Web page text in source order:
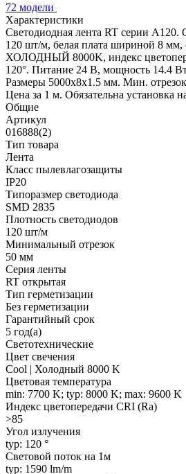
72 модели
Характеристики
Светодиодная лента RT серии A120.
120 шт/м, белая плата шириной 8 мм,
ХОЛОДНЫЙ 8000K, индекс
120°. Питание 24 В, мощность 14.4
Размеры 5000x8x1.5 мм. Мин.
Цена за 1 м. Обязательна установка
Общие
Артикул
016888(2)
Тип товара
Лента
Класс пылевлагозащиты
IP20
Типоразмер светодиода
SMD 2835
Плотность светодиодов
120 шт/м
Минимальный отрезок
50 мм
Серия ленты
RT открытая
Тип герметизации
Без герметизации
Гарантийный срок
5 год(а)
Светотехнические
Цвет свечения
Cool | Холодный 8000 K
Цветовая температура
min: 7700 K; typ: 8000 K; max: 9600 K
Индекс цветопередачи CRI (Ra)
>85
Угол излучения
typ: 120 °
Световой поток на 1м
typ: 1590 lm/m